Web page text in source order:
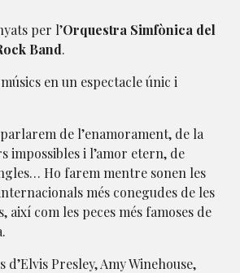
per l’Orquestra Simfònica del
Band.
en un espectacle únic i
de l’enamorament, de la
impossibles i l’amor etern, de
Ho farem mentre sonen les
més conegudes de les
així com les peces més famoses de
d’Elvis Presley, Amy Winehouse,